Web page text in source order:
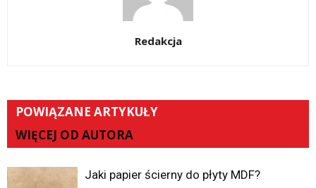
Redakcja
POWIĄZANE ARTYKUŁY
WIĘCEJ OD AUTORA
Jaki papier ścierny do płyty MDF?